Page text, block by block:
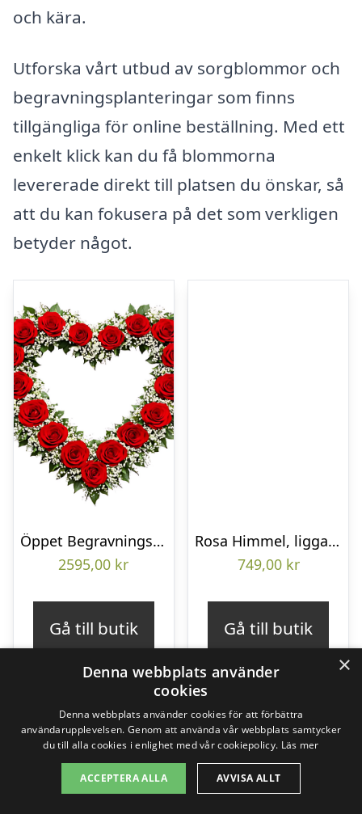
och kära.
Utforska vårt utbud av sorgblommor och
begravningsplanteringar som finns
tillgängliga för online beställning. Med ett
enkelt klick kan du få blommorna
levererade direkt till platsen du önskar, så
att du kan fokusera på det som verkligen
betyder något.
Öppet Begravningshjärta
2595,00 kr
Gå till butik
Rosa Himmel, liggande bukett
749,00 kr
Gå till butik
×
Denna webbplats använder
cookies
Denna webbplats använder cookies för att förbättra
användarupplevelsen. Genom att använda vår webbplats samtycker
du till alla cookies i enlighet med vår cookiepolicy. Läs mer
ACCEPTERA ALLA AVVISA ALLT